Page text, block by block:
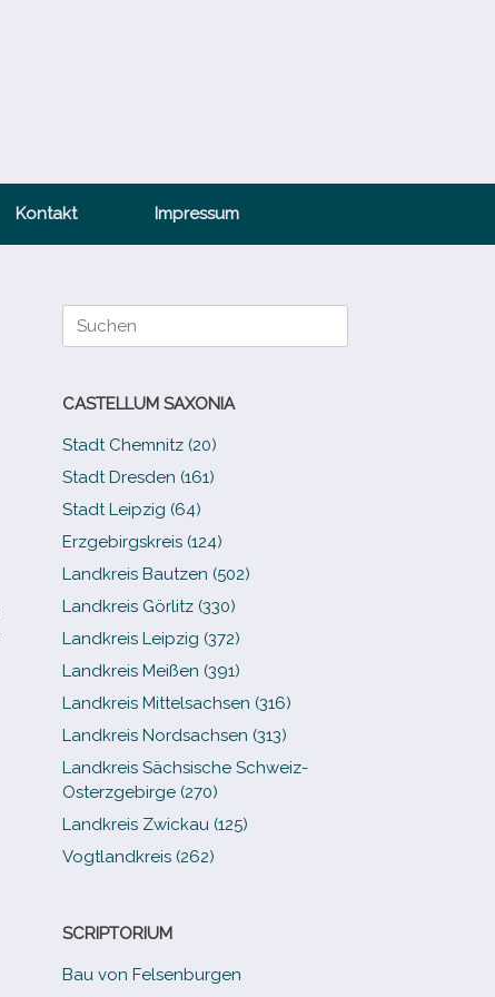
Kontakt Impressum
Suche
nach:
CASTELLUM SAXONIA
Stadt Chemnitz (20)
Stadt Dresden (161)
Stadt Leipzig (64)
Erzgebirgskreis (124)
Landkreis Bautzen (502)
Landkreis Görlitz (330)
Landkreis Leipzig (372)
Landkreis Meißen (391)
Landkreis Mittelsachsen (316)
Landkreis Nordsachsen (313)
Landkreis Sächsische Schweiz-​
Osterzgebirge (270)
Landkreis Zwickau (125)
Vogtlandkreis (262)
SCRIPTORIUM
Bau von Felsenburgen